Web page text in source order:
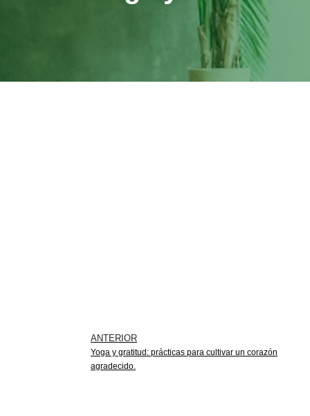
ANTERIOR
Yoga y gratitud: prácticas para cultivar un corazón
agradecido.